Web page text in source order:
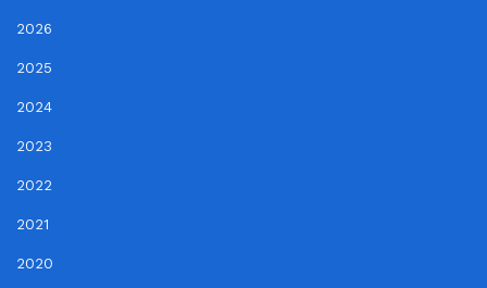
2026
2025
2024
2023
2022
2021
2020